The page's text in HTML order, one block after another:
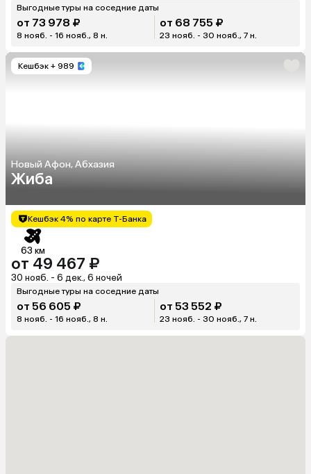
Выгодные туры на соседние даты
от 73 978 ₽
8 нояб. - 16 нояб., 8 н.
от 68 755 ₽
23 нояб. - 30 нояб., 7 н.
Кешбэк + 989
Новый Афон, Абхазия
Жиба
Кешбэк 4% по карте Т-Банка
63 км
от 49 467 ₽
30 нояб. - 6 дек., 6 ночей
Выгодные туры на соседние даты
от 56 605 ₽
8 нояб. - 16 нояб., 8 н.
от 53 552 ₽
23 нояб. - 30 нояб., 7 н.